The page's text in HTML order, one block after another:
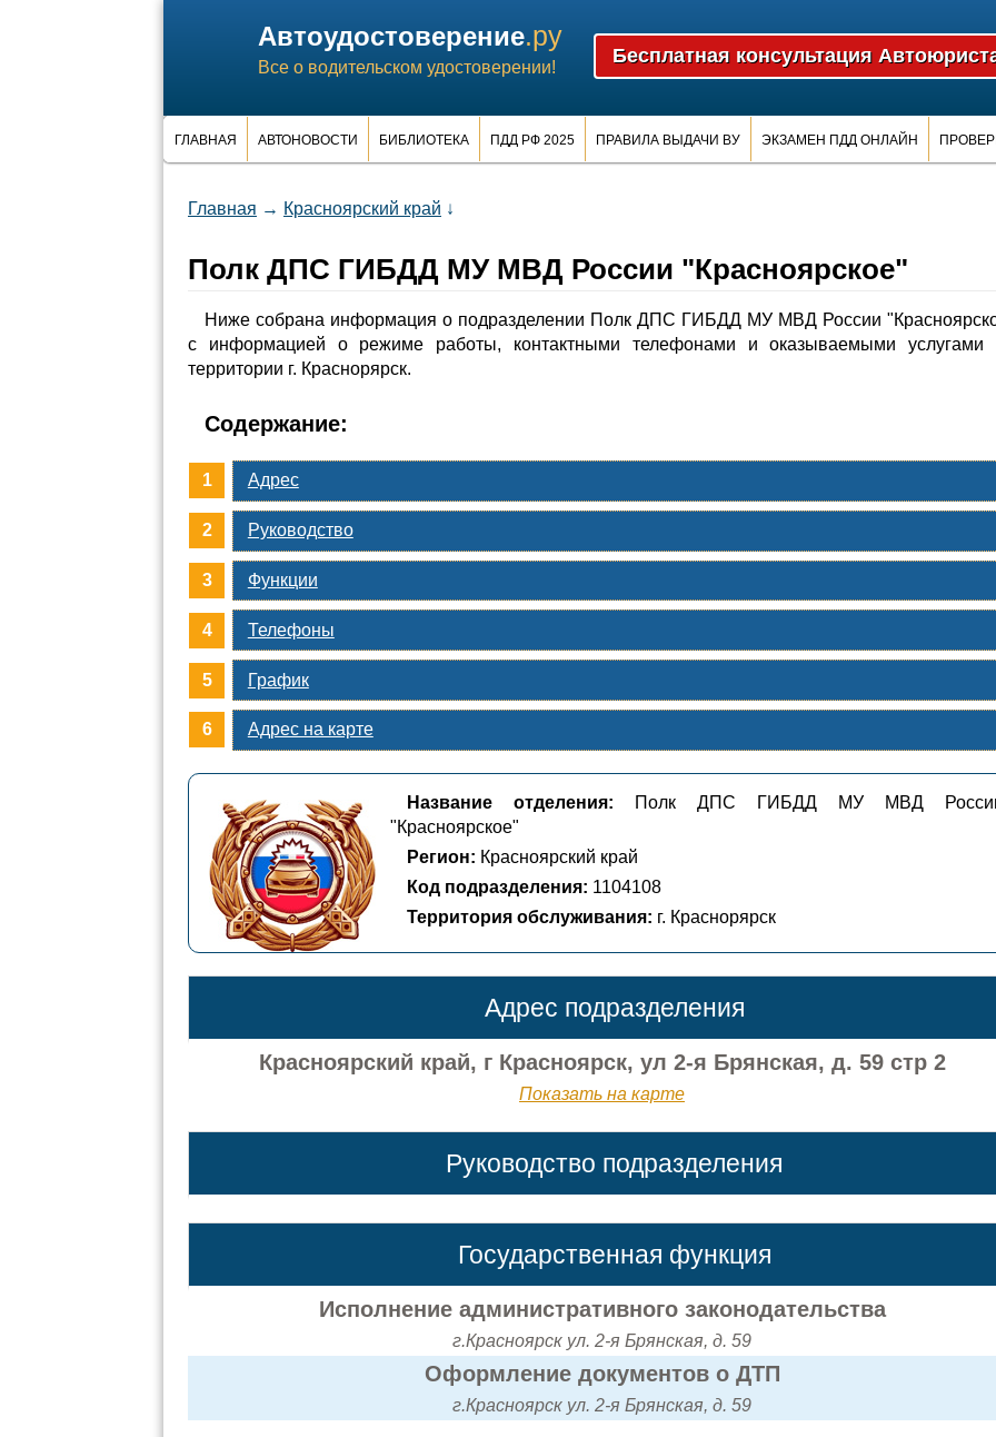
Автоудостоверение.ру
Все о водительском удостоверении!
ГЛАВНАЯ АВТОНОВОСТИ БИБЛИОТЕКА ПДД РФ 2025 ПРАВИЛА ВЫДАЧИ ВУ ЭКЗАМЕН ПДД ОНЛАЙН
Главная → Красноярский край ↓
Полк ДПС ГИБДД МУ МВД России "Красноярское"
Ниже собрана информация о подразделении Полк ДПС ГИБДД МУ МВД России
с информацией о режиме работы, контактными телефонами и оказываемыми услугами
территории г. Краснорярск.
Содержание:
Адрес
Руководство
Функции
Телефоны
График
Адрес на карте
Название отделения: Полк ДПС ГИБДД МУ МВД
"Красноярское"
Регион: Красноярский край
Код подразделения: 1104108
Территория обслуживания: г. Краснорярск
Адрес подразделения
Красноярский край, г Красноярск, ул 2-я Брянская, д. 59 стр 2
Показать на карте
Руководство подразделения
Государственная функция
Исполнение административного законодательства
г.Красноярск ул. 2-я Брянская, д. 59
Оформление документов о ДТП
г.Красноярск ул. 2-я Брянская, д. 59